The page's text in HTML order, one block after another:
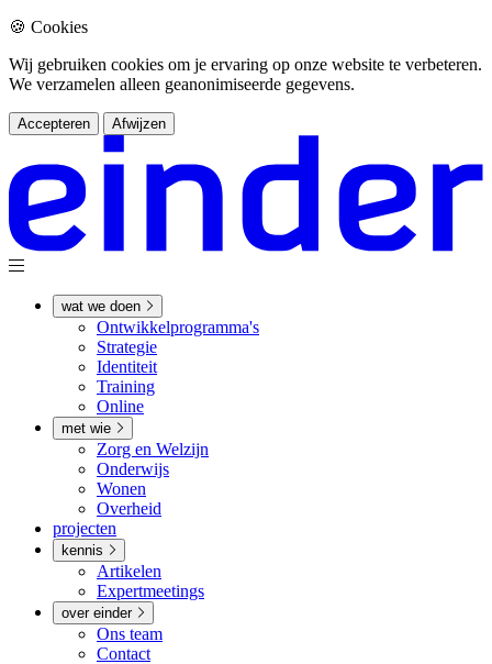
🍪 Cookies
Wij gebruiken cookies om je ervaring op onze website te verbeteren.
We verzamelen alleen geanonimiseerde gegevens.
Accepteren Afwijzen
wat we doen
Ontwikkel­­programma's
Strategie
Identiteit
Training
Online
met wie
Zorg en Welzijn
Onderwijs
Wonen
Overheid
projecten
kennis
Artikelen
Expertmeetings
over einder
Ons team
Contact